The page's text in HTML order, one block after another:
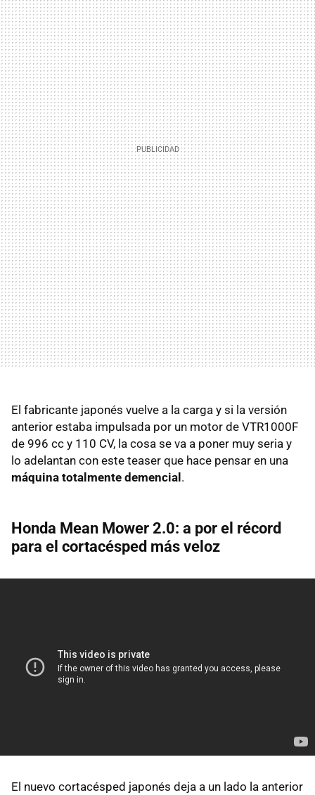
El fabricante japonés vuelve a la carga y si la versión
anterior estaba impulsada por un motor de VTR1000F
de 996 cc y 110 CV, la cosa se va a poner muy seria y
lo adelantan con este teaser que hace pensar en una
máquina totalmente demencial.
Honda Mean Mower 2.0: a por el récord
para el cortacésped más veloz
El nuevo cortacésped japonés deja a un lado la anterior